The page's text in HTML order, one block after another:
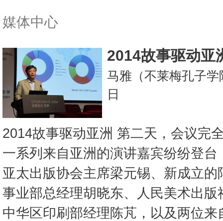
媒体中心
2014故事驱动亚
马雅（不莱梅孔子
日
2014故事驱动亚洲 第二天，会议完
一系列来自亚洲的演讲嘉宾纷纷登
亚太出版协会主席梁元锡、新成立
事业部总经理胡晓东、人民美术出
中华区印刷部经理陈芃，以及两位